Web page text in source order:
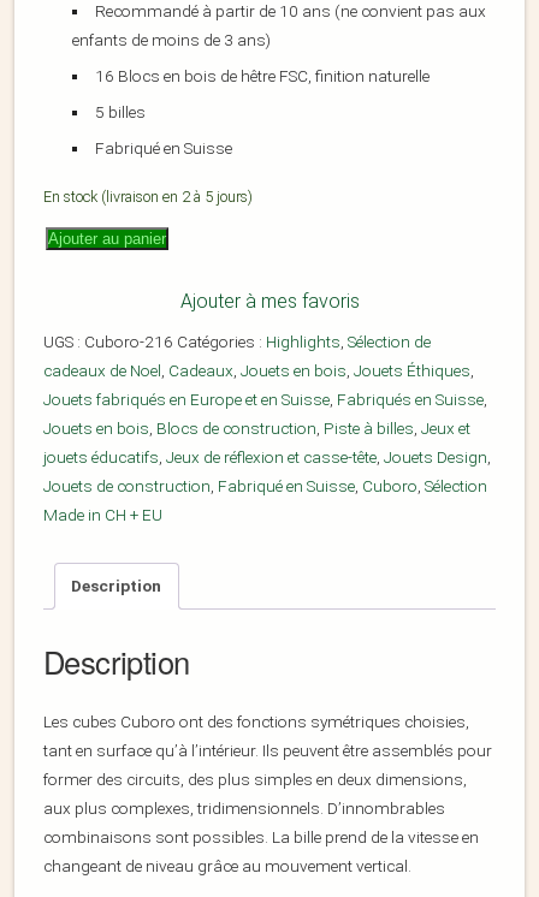
Recommandé à partir de 10 ans (ne convient pas aux
enfants de moins de 3 ans)
16 Blocs en bois de hêtre FSC, finition naturelle
5 billes
Fabriqué en Suisse
En stock (livraison en 2 à 5 jours)
Ajouter au panier
Ajouter à mes favoris
UGS : Cuboro-216 Catégories : Highlights, Sélection de
cadeaux de Noel, Cadeaux, Jouets en bois, Jouets Éthiques,
Jouets fabriqués en Europe et en Suisse, Fabriqués en Suisse,
Jouets en bois, Blocs de construction, Piste à billes, Jeux et
jouets éducatifs, Jeux de réflexion et casse-tête, Jouets Design,
Jouets de construction, Fabriqué en Suisse, Cuboro, Sélection
Made in CH + EU
Description
Description
Les cubes Cuboro ont des fonctions symétriques choisies,
tant en surface qu’à l’intérieur. Ils peuvent être assemblés pour
former des circuits, des plus simples en deux dimensions,
aux plus complexes, tridimensionnels. D’innombrables
combinaisons sont possibles. La bille prend de la vitesse en
changeant de niveau grâce au mouvement vertical.